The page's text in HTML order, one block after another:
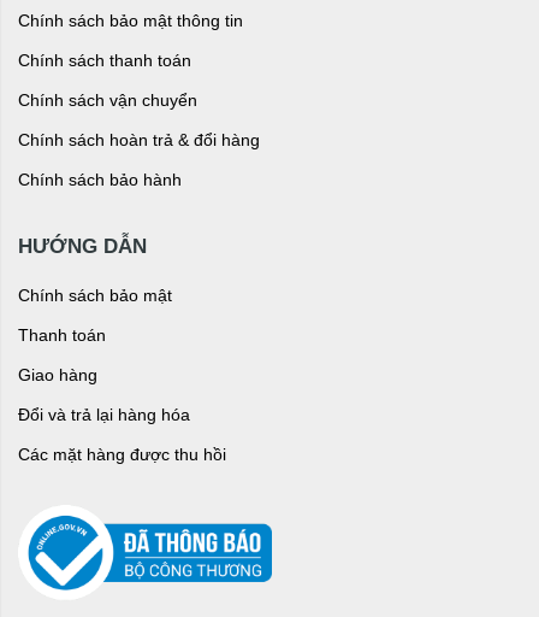
Chính sách bảo mật thông tin
Chính sách thanh toán
Chính sách vận chuyển
Chính sách hoàn trả & đổi hàng
Chính sách bảo hành
HƯỚNG DẪN
Chính sách bảo mật
Thanh toán
Giao hàng
Đổi và trả lại hàng hóa
Các mặt hàng được thu hồi